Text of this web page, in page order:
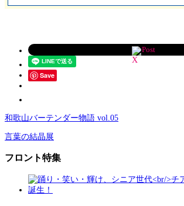
Post
Save
和歌山バーテンダー物語 vol.05
言葉の結晶展
フロント特集